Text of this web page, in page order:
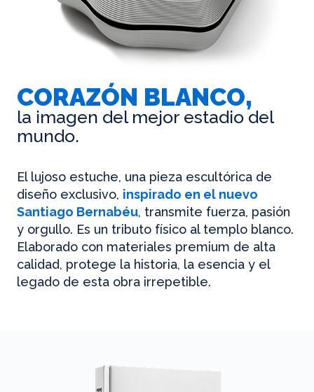
CORAZÓN BLANCO,
la imagen del mejor estadio del
mundo.
El lujoso estuche, una pieza escultórica de
diseño exclusivo, inspirado en el nuevo
Santiago Bernabéu, transmite fuerza, pasión
y orgullo. Es un tributo físico al templo blanco.
Elaborado con materiales premium de alta
calidad, protege la historia, la esencia y el
legado de esta obra irrepetible.